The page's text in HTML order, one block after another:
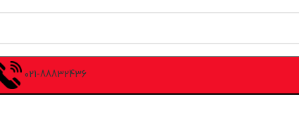
021-88832436